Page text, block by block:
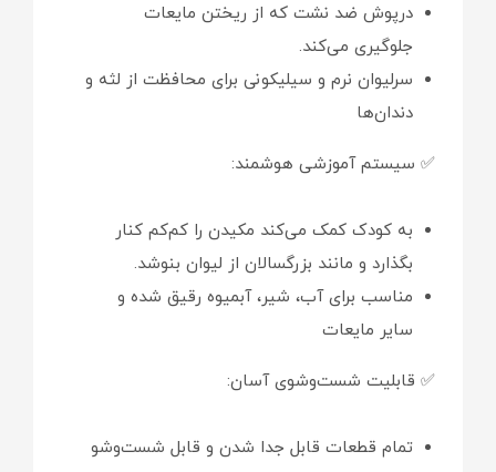
درپوش ضد نشت که از ریختن مایعات
جلوگیری می‌کند.
سرلیوان نرم و سیلیکونی برای محافظت از لثه و
دندان‌ها
✅ سیستم آموزشی هوشمند:
به کودک کمک می‌کند مکیدن را کم‌کم کنار
بگذارد و مانند بزرگسالان از لیوان بنوشد.
مناسب برای آب، شیر، آبمیوه رقیق شده و
سایر مایعات
✅ قابلیت شست‌وشوی آسان:
تمام قطعات قابل جدا شدن و قابل شست‌وشو